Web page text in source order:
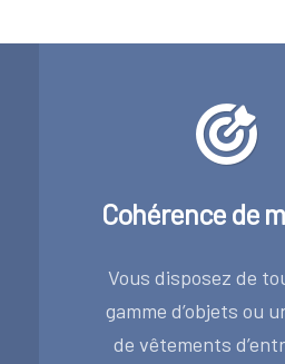
Cohérence de
Vous disposez de
gamme d’objets ou
de vêtements